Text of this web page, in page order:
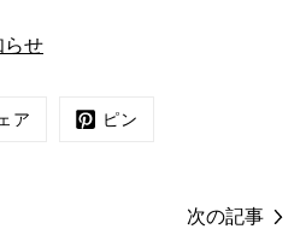
らせ
ア ピン
次の記事